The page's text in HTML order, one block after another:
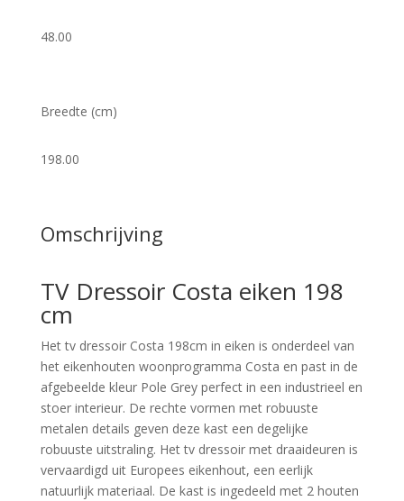
48.00
Breedte (cm)
198.00
Omschrijving
TV Dressoir Costa eiken 198
cm
Het tv dressoir Costa 198cm in eiken is onderdeel van
het eikenhouten woonprogramma Costa en past in de
afgebeelde kleur Pole Grey perfect in een industrieel en
stoer interieur. De rechte vormen met robuuste
metalen details geven deze kast een degelijke
robuuste uitstraling. Het tv dressoir met draaideuren is
vervaardigd uit Europees eikenhout, een eerlijk
natuurlijk materiaal. De kast is ingedeeld met 2 houten